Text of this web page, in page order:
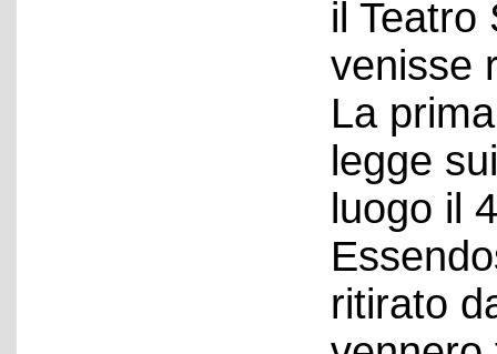
il Teatro
venisse
La
legge
luogo il
ritirato